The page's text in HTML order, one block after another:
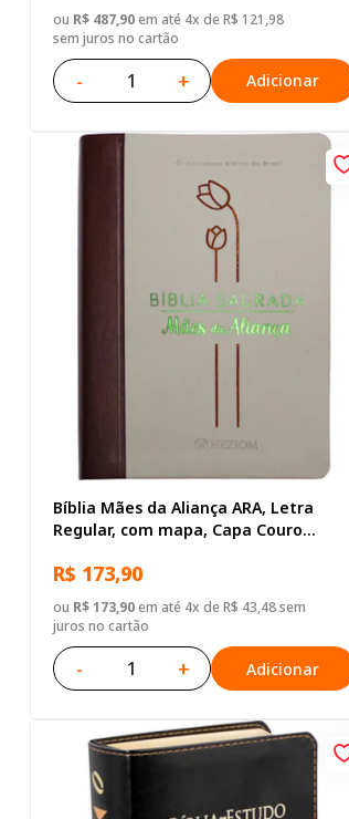
ou R$ 487,90em até 4x de R$ 121,98
sem juros no cartão
- + Adicionar
Bíblia Mães da Aliança ARA, Letra
Regular, com mapa, Capa Couro
R$ 173,90
ou R$ 173,90em até 4x de R$ 43,48 sem
juros no cartão
- + Adicionar